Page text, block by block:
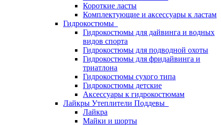
Короткие ласты
Комплектующие и аксессуары к ластам
Гидрокостюмы
Гидрокостюмы для дайвинга и водных
видов спорта
Гидрокостюмы для подводной охоты
Гидрокостюмы для фридайвинга и
триатлона
Гидрокостюмы сухого типа
Гидрокостюмы детские
Аксессуары к гидрокостюмам
Лайкры Утеплители Поддевы
Лайкра
Майки и шорты